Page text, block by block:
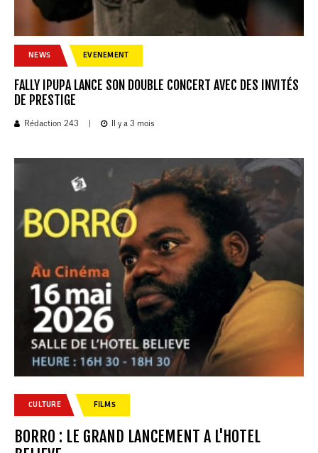
NEWS EVENEMENT
FALLY IPUPA LANCE SON DOUBLE CONCERT AVEC DES INVITÉS
DE PRESTIGE
Rédaction 243 Il y a 3 mois
CULTURE FILMS
BORRO : LE GRAND LANCEMENT A L'HOTEL